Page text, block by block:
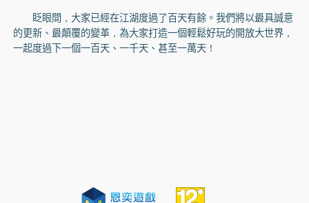
眨眼間，大家已經在江湖度過了百天有餘。我們將以最具誠意
的更新、最顛覆的變革，為大家打造一個輕鬆好玩的開放大世界，
一起度過下一個一百天、一千天、甚至一萬天！